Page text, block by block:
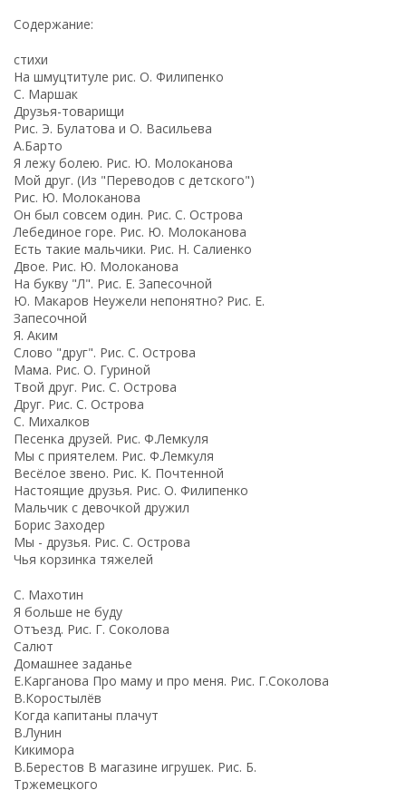
Содержание:
стихи
На шмуцтитуле рис. О. Филипенко
С. Маршак
Друзья-товарищи
Рис. Э. Булатова и О. Васильева
А.Барто
Я лежу болею. Рис. Ю. Молоканова
Мой друг. (Из "Переводов с детского")
Рис. Ю. Молоканова
Он был совсем один. Рис. С. Острова
Лебединое горе. Рис. Ю. Молоканова
Есть такие мальчики. Рис. Н. Салиенко
Двое. Рис. Ю. Молоканова
На букву "Л". Рис. Е. Запесочной
Ю. Макаров Неужели непонятно? Рис. Е.
Запесочной
Я. Аким
Слово "друг". Рис. С. Острова
Мама. Рис. О. Гуриной
Твой друг. Рис. С. Острова
Друг. Рис. С. Острова
С. Михалков
Песенка друзей. Рис. Ф.Лемкуля
Мы с приятелем. Рис. Ф.Лемкуля
Весёлое звено. Рис. К. Почтенной
Настоящие друзья. Рис. О. Филипенко
Мальчик с девочкой дружил
Борис Заходер
Мы - друзья. Рис. С. Острова
Чья корзинка тяжелей
С. Махотин
Я больше не буду
Отъезд. Рис. Г. Соколова
Салют
Домашнее заданье
Е.Карганова Про маму и про меня. Рис. Г.Соколова
В.Коростылёв
Когда капитаны плачут
В.Лунин
Кикимора
В.Берестов В магазине игрушек. Рис. Б.
Тржемецкого